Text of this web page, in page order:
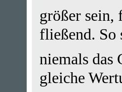
größer sein,
fließend. So
niemals das
gleiche